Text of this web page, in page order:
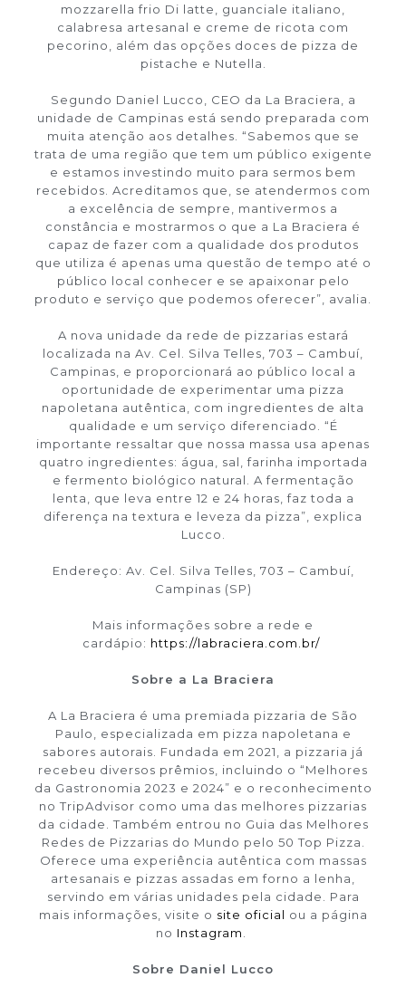
mozzarella frio Di latte, guanciale italiano,
calabresa artesanal e creme de ricota com
pecorino, além das opções doces de pizza de
pistache e Nutella.
Segundo Daniel Lucco, CEO da La Braciera, a
unidade de Campinas está sendo preparada com
muita atenção aos detalhes. “Sabemos que se
trata de uma região que tem um público exigente
e estamos investindo muito para sermos bem
recebidos. Acreditamos que, se atendermos com
a excelência de sempre, mantivermos a
constância e mostrarmos o que a La Braciera é
capaz de fazer com a qualidade dos produtos
que utiliza é apenas uma questão de tempo até o
público local conhecer e se apaixonar pelo
produto e serviço que podemos oferecer”, avalia.
A nova unidade da rede de pizzarias estará
localizada na Av. Cel. Silva Telles, 703 – Cambuí,
Campinas, e proporcionará ao público local a
oportunidade de experimentar uma pizza
napoletana autêntica, com ingredientes de alta
qualidade e um serviço diferenciado. “É
importante ressaltar que nossa massa usa apenas
quatro ingredientes: água, sal, farinha importada
e fermento biológico natural. A fermentação
lenta, que leva entre 12 e 24 horas, faz toda a
diferença na textura e leveza da pizza”, explica
Lucco.
Endereço: Av. Cel. Silva Telles, 703 – Cambuí,
Campinas (SP)
Mais informações sobre a rede e
cardápio: https://labraciera.com.br/
Sobre a La Braciera
A La Braciera é uma premiada pizzaria de São
Paulo, especializada em pizza napoletana e
sabores autorais. Fundada em 2021, a pizzaria já
recebeu diversos prêmios, incluindo o “Melhores
da Gastronomia 2023 e 2024” e o reconhecimento
no TripAdvisor como uma das melhores pizzarias
da cidade. Também entrou no Guia das Melhores
Redes de Pizzarias do Mundo pelo 50 Top Pizza.
Oferece uma experiência autêntica com massas
artesanais e pizzas assadas em forno a lenha,
servindo em várias unidades pela cidade. Para
mais informações, visite o site oficial ou a página
no Instagram
Sobre Daniel Lucco